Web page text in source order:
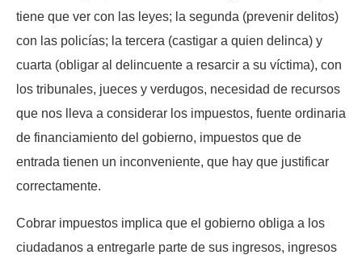
tiene que ver con las leyes; la segunda (prevenir delitos)
con las policías; la tercera (castigar a quien delinca) y
cuarta (obligar al delincuente a resarcir a su víctima), con
los tribunales, jueces y verdugos, necesidad de recursos
que nos lleva a considerar los impuestos, fuente ordinaria
de financiamiento del gobierno, impuestos que de
entrada tienen un inconveniente, que hay que justificar
correctamente.
Cobrar impuestos implica que el gobierno obliga a los
ciudadanos a entregarle parte de sus ingresos, ingresos